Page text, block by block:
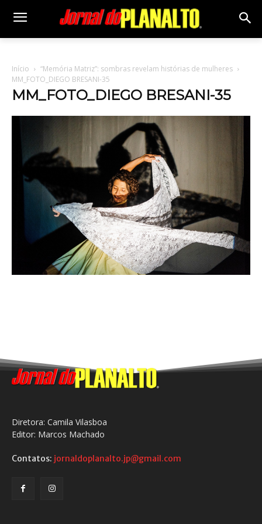
Início
“Memória Matriz”: sombras revelam histórias de mulheres
MM_FOTO_DIEGO BRESANI-35
MM_FOTO_DIEGO BRESANI-35
Diretora: Camila Vilasboa
Editor: Marcos Machado
Contatos: jornaldoplanalto.jp@gmail.com